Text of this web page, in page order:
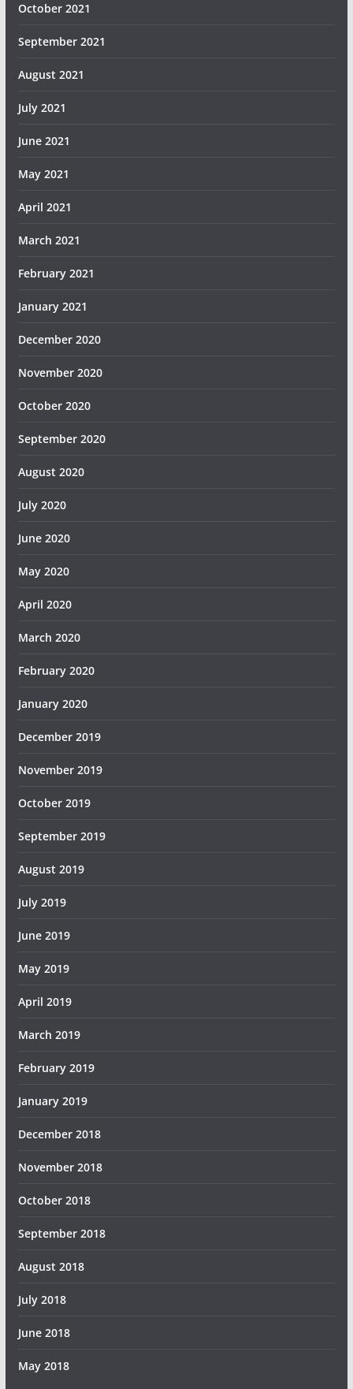
October 2021
September 2021
August 2021
July 2021
June 2021
May 2021
April 2021
March 2021
February 2021
January 2021
December 2020
November 2020
October 2020
September 2020
August 2020
July 2020
June 2020
May 2020
April 2020
March 2020
February 2020
January 2020
December 2019
November 2019
October 2019
September 2019
August 2019
July 2019
June 2019
May 2019
April 2019
March 2019
February 2019
January 2019
December 2018
November 2018
October 2018
September 2018
August 2018
July 2018
June 2018
May 2018